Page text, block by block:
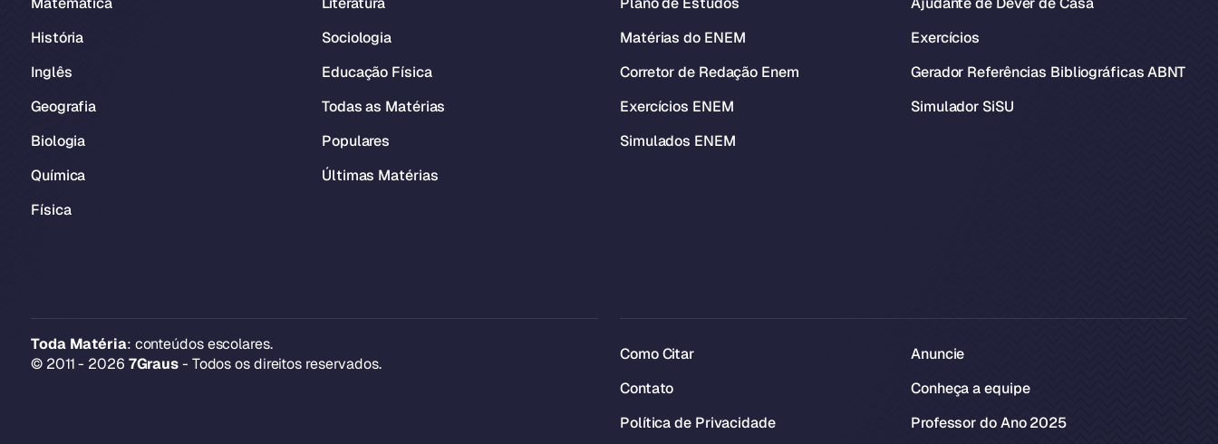
História
Inglês
Geografia
Biologia
Química
Física
Sociologia
Educação Física
Todas as Matérias
Populares
Últimas Matérias
Matérias do ENEM
Corretor de Redação Enem
Exercícios ENEM
Simulados ENEM
Exercícios
Gerador Referências Bibliográficas ABNT
Simulador SiSU
Toda Matéria: conteúdos escolares.
© 2011 - 2026 7Graus- Todos os direitos reservados.
Como Citar
Contato
Política de Privacidade
Anuncie
Conheça a equipe
Professor do Ano 2025